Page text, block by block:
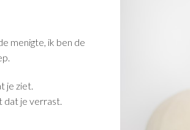
menigte, ik ben de
je ziet.
dat je verrast.